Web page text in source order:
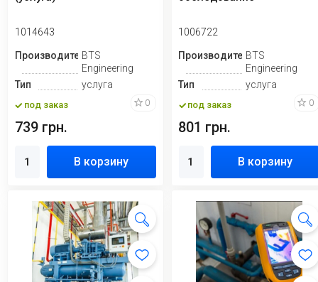
1014643
ПроизводительBTS
Engineering
Тип
услуга
под заказ 0
739 грн.
В корзину
1006722
ПроизводительBTS
Engineering
Тип
услуга
под заказ 0
801 грн.
В корзину